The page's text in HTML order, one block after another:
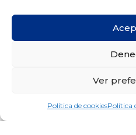
Ver
Política de cookiesPolítica
Dentofacial de la UIC.